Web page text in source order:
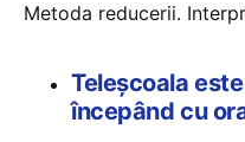
Metoda reducerii.
Teleșcoala
începând cu